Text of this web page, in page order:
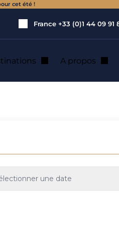
cet été !
France +33 (0)1 44 09 91
A propos